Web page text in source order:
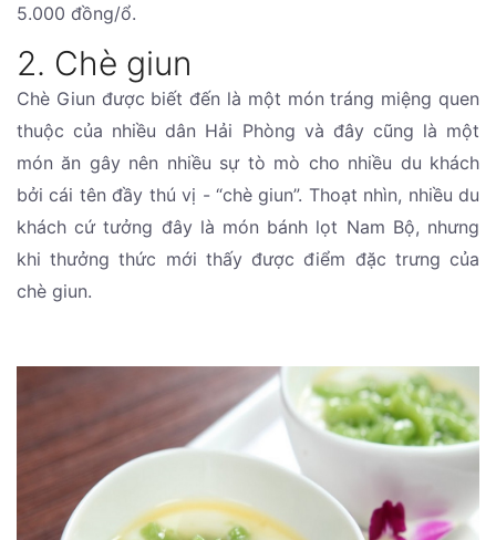
5.000 đồng/ổ.
2. Chè giun
Chè Giun được biết đến là một món tráng miệng quen
thuộc của nhiều dân Hải Phòng và đây cũng là một
món ăn gây nên nhiều sự tò mò cho nhiều du khách
bởi cái tên đầy thú vị - “chè giun”. Thoạt nhìn, nhiều du
khách cứ tưởng đây là món bánh lọt Nam Bộ, nhưng
khi thưởng thức mới thấy được điểm đặc trưng của
chè giun.